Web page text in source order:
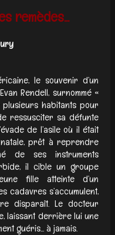
remèdes...
le souvenir d’un
Rendell, surnommé «
plusieurs habitants pour
ressusciter sa défunte
de l’asile où il était
prêt à reprendre
de ses instruments
il cible un groupe
fille atteinte d’un
cadavres s’accumulent,
disparaît. Le docteur
laissant derrière lui une
guéris... à jamais.